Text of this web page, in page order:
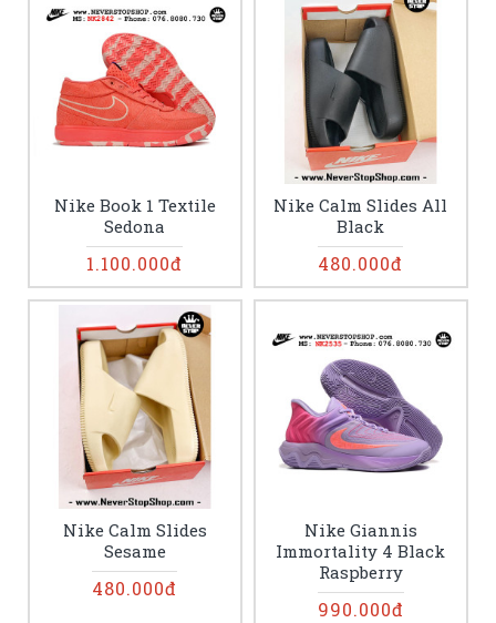
Nike Book 1 Textile
Sedona
1.100.000đ
Nike Calm Slides All
Black
480.000đ
Nike Calm Slides
Sesame
480.000đ
Nike Giannis
Immortality 4 Black
Raspberry
990.000đ